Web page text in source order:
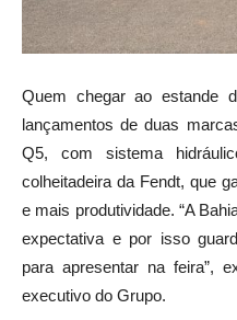
Quem chegar ao estande
lançamentos de duas
Q5, com sistema
colheitadeira da Fendt, que
e mais produtividade. “A
expectativa e por isso
para apresentar na feira”,
executivo do Grupo.